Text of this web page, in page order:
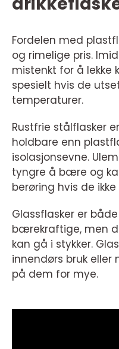
Fordelen med
og rimelige pris.
mistenkt for å lekke
spesielt hvis de
temperaturer.
Rustfrie stålflasker
holdbare enn
isolasjonsevne.
tyngre å bære og
berøring hvis de
Glassflasker er
bærekraftige, men
kan gå i stykker.
innendørs bruk
på dem for mye.